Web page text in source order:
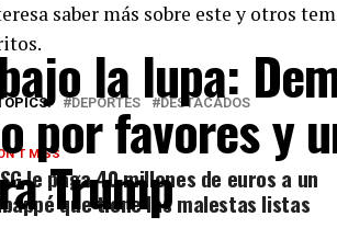
saber más sobre este y otros
DEPORTES DESTACADOS
MISS
le paga 40 millones de euros a un
que tiene las malestas listas
la lupa:
por favores y
Trump